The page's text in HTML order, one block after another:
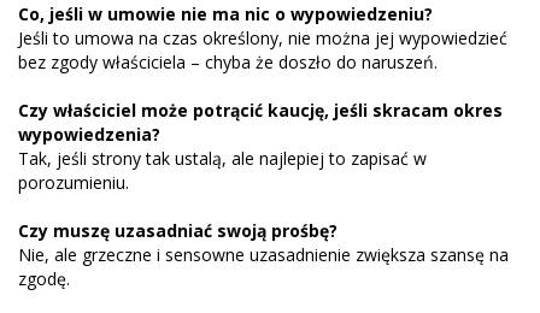
Co, jeśli w umowie nie ma nic o wypowiedzeniu?
Jeśli to umowa na czas określony, nie można jej wypowiedzieć
bez zgody właściciela – chyba że doszło do naruszeń.
Czy właściciel może potrącić kaucję, jeśli skracam okres
wypowiedzenia?
Tak, jeśli strony tak ustalą, ale najlepiej to zapisać w
porozumieniu.
Czy muszę uzasadniać swoją prośbę?
Nie, ale grzeczne i sensowne uzasadnienie zwiększa szansę na
zgodę.